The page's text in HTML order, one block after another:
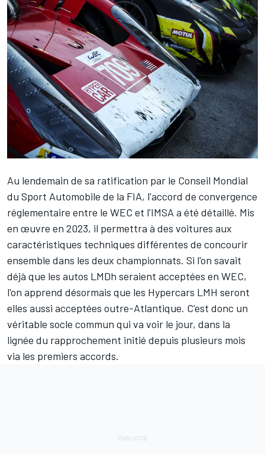
Au lendemain de sa ratification par le Conseil Mondial
du Sport Automobile de la FIA, l'accord de convergence
réglementaire entre le WEC et l'IMSA a été détaillé. Mis
en œuvre en 2023, il permettra à des voitures aux
caractéristiques techniques différentes de concourir
ensemble dans les deux championnats. Si l'on savait
déjà que les autos LMDh seraient acceptées en WEC,
l'on apprend désormais que les Hypercars LMH seront
elles aussi acceptées outre-Atlantique. C'est donc un
véritable socle commun qui va voir le jour, dans la
lignée du rapprochement initié depuis plusieurs mois
via les premiers accords.